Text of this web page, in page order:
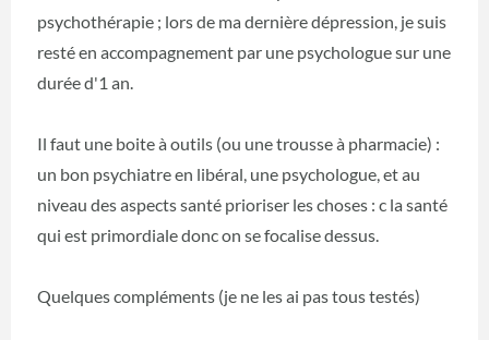
psychothérapie ; lors de ma dernière dépression, je suis
resté en accompagnement par une psychologue sur une
durée d'1 an.
Il faut une boite à outils (ou une trousse à pharmacie) :
un bon psychiatre en libéral, une psychologue, et au
niveau des aspects santé prioriser les choses : c la santé
qui est primordiale donc on se focalise dessus.
Quelques compléments (je ne les ai pas tous testés)